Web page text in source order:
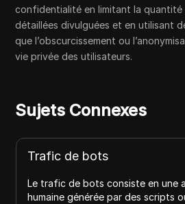
confidentialité en limitant la quantité
détaillées divulguées et en utilisant
que l’obscurcissement ou
vie privée des utilisateurs.
Sujets Connexes
une activité web non
ou des logiciels